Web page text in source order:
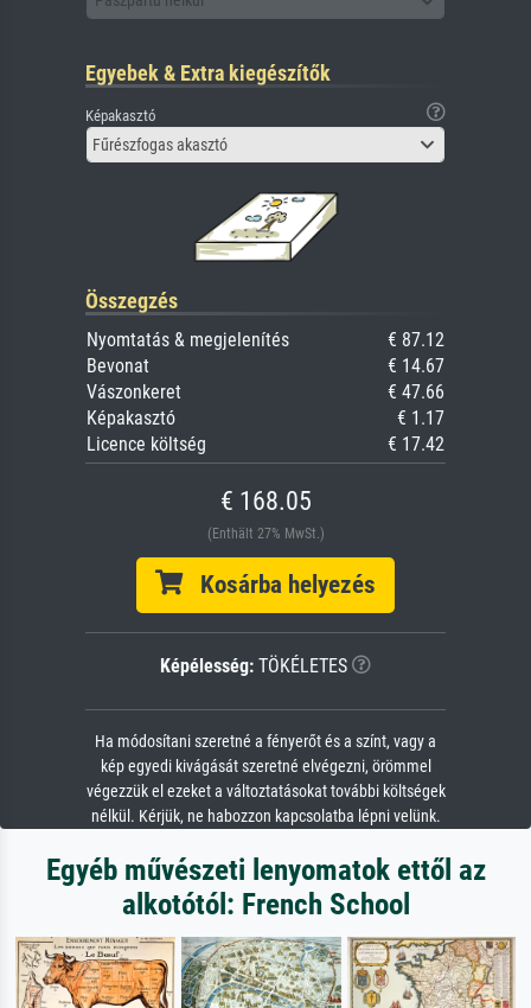
Egyebek & Extra kiegészítők
Képakasztó
Fűrészfogas akasztó
Összegzés
Nyomtatás & megjelenítés
€ 87.12
Bevonat
€ 14.67
Vászonkeret
€ 47.66
Képakasztó
€ 1.17
Licence költség
€ 17.42
€ 168.05
(Enthält 27% MwSt.)
Kosárba helyezés
Képélesség: TÖKÉLETES
Ha módosítani szeretné a fényerőt és a színt, vagy a
kép egyedi kivágását szeretné elvégezni, örömmel
végezzük el ezeket a változtatásokat további költségek
nélkül. Kérjük, ne habozzon kapcsolatba lépni velünk.
Egyéb művészeti lenyomatok ettől az
alkotótól: French School